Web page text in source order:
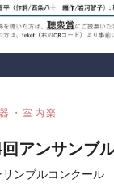
・室内楽
アンサンブ
ンブルコンクール